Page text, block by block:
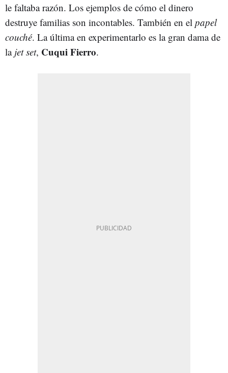
le faltaba razón. Los ejemplos de cómo el dinero
destruye familias son incontables. También en el papel
couché. La última en experimentarlo es la gran dama de
lajet set, Cuqui Fierro.